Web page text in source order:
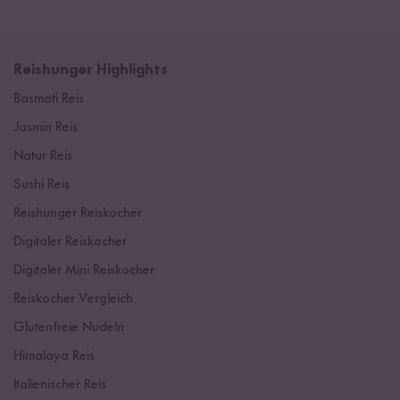
Reishunger Highlights
Basmati Reis
Jasmin Reis
Natur Reis
Sushi Reis
Reishunger Reiskocher
Digitaler Reiskocher
Digitaler Mini Reiskocher
Reiskocher Vergleich
Glutenfreie Nudeln
Himalaya Reis
Italienischer Reis